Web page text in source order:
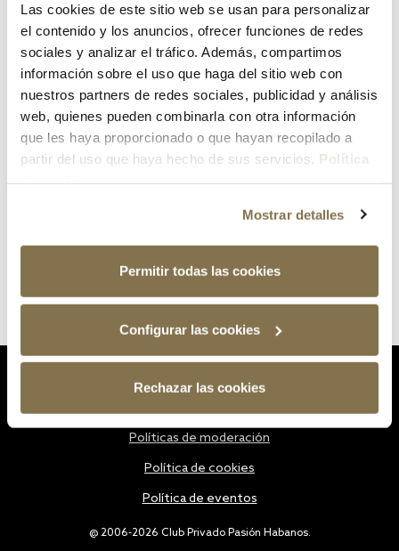
Las cookies de este sitio web se usan para personalizar
el contenido y los anuncios, ofrecer funciones de redes
sociales y analizar el tráfico. Además, compartimos
información sobre el uso que haga del sitio web con
nuestros partners de redes sociales, publicidad y análisis
web, quienes pueden combinarla con otra información
que les haya proporcionado o que hayan recopilado a
partir del uso que haya hecho de sus servicios. Política
Mostrar detalles
Permitir todas las cookies
Configurar las cookies
Rechazar las cookies
¿Has olvidado tu contraseña?
@ 2006-2026 Club Privado Pasión Habanos.
Políticas de moderación
Política de cookies
Política de eventos